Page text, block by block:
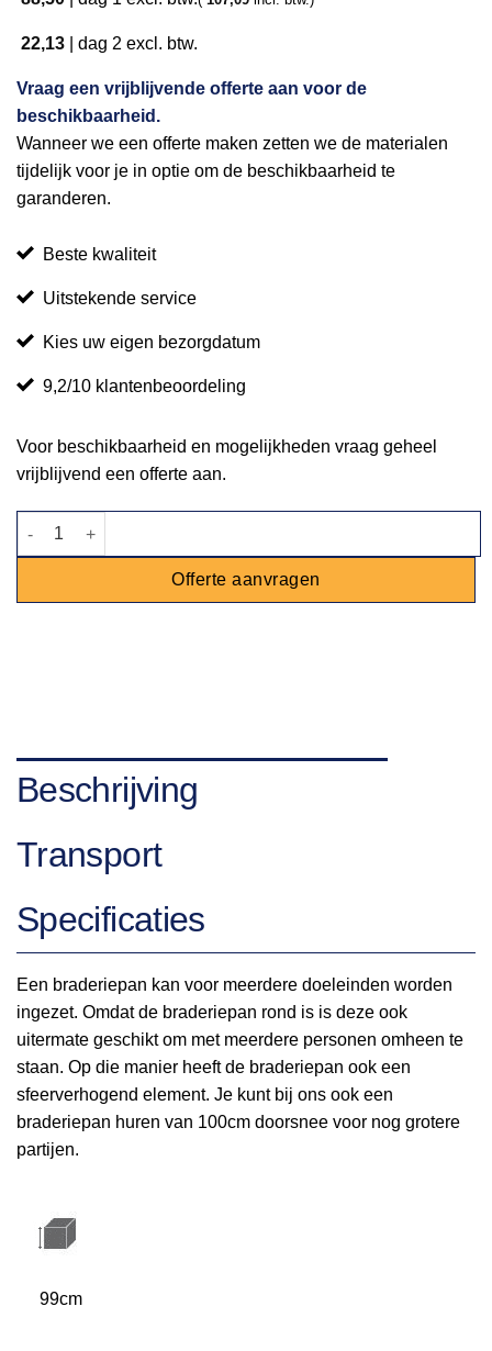
22,13 dag 2 excl. btw.
Vraag een vrijblijvende offerte aan voor de
beschikbaarheid.
Wanneer we een offerte maken zetten we de materialen
tijdelijk voor je in optie om de beschikbaarheid te
garanderen.
Beste kwaliteit
Uitstekende service
Kies uw eigen bezorgdatum
9,2/10 klantenbeoordeling
Voor beschikbaarheid en mogelijkheden vraag geheel
vrijblijvend een offerte aan.
Braderiepan verrijdbaar 80cm - gas aantal
Offerte aanvragen
Beschrijving
Transport
Specificaties
Een braderiepan kan voor meerdere doeleinden worden
ingezet. Omdat de braderiepan rond is is deze ook
uitermate geschikt om met meerdere personen omheen te
staan. Op die manier heeft de braderiepan ook een
sfeerverhogend element. Je kunt bij ons ook een
braderiepan huren van 100cm doorsnee voor nog grotere
partijen.
99cm